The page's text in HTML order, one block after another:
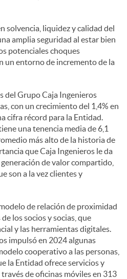
solvencia, liquidez y calidad del
amplia seguridad al estar bien
potenciales choques
un entorno de incremento de la
del Grupo Caja Ingenieros
con un crecimiento del 1,4% en
cifra récord para la Entidad.
una tenencia media de 6,1
más alto de la historia de
que Caja Ingenieros le da
de valor compartido,
son a la vez clientes y
de relación de proximidad
los socios y socias, que
y las herramientas digitales.
impulsó en 2024 algunas
cooperativo a las personas,
la Entidad ofrece servicios y
de oficinas móviles en 313